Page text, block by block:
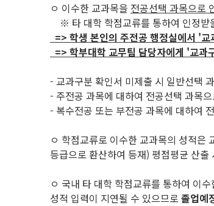
ㅇ 이수한 교과목을 전공선택 과목으로
※ 타 대학 학점교류를 통하여 인정받
=> 학생 본인의 주전공 행정실에서 '
=> 학부대학 교무팀 담당자에게 '교과
- 교과구분 확인서 미제출 시 일반선택
- 주전공 과목에 대하여 전공선택 과목
- 복수전공 또는 부전공 과목에 대하여
ㅇ 학점교류로 이수한 교과목의 성적은
등급으로 환산하여 등재) 평점평균 산출
ㅇ 국내 타 대학 학점교류를 통하여 이
성적 입력이 지연될 수 있으므로 졸업예